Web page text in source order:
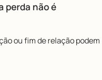
perda não é
ou fim de relação podem